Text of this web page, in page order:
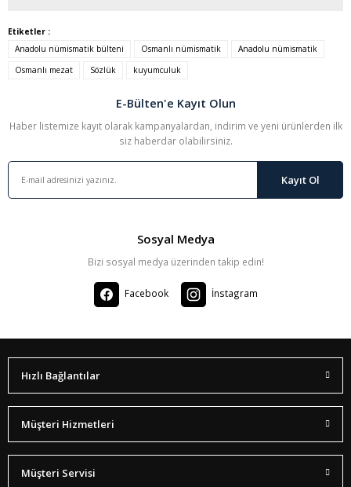
Bu ürüne ilk yorumu siz yapın!
Yorum Yaz
Etiketler :
Anadolu nümismatik bülteni
Osmanlı nümismatik
Anadolu nümismatik
Osmanlı mezat
Sözlük kuyumculuk
E-Bülten'e Kayıt Olun
Haber listemize kayıt olarak kampanyalardan, indirim ve yeni ürünlerden ilk
siz haberdar olabilirsiniz.
Kayıt Ol
Sosyal Medya
Bizi sosyal medya üzerinden takip edin!
Facebook İnstagram
Hızlı Bağlantılar
Müşteri Hizmetleri
Müşteri Servisi